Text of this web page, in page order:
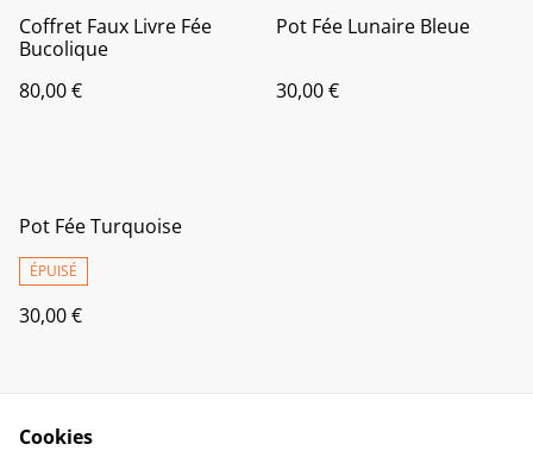
Coffret Faux Livre Fée
Bucolique
80,00 €
Pot Fée Lunaire Bleue
30,00 €
Pot Fée Turquoise
ÉPUISÉ
30,00 €
Cookies